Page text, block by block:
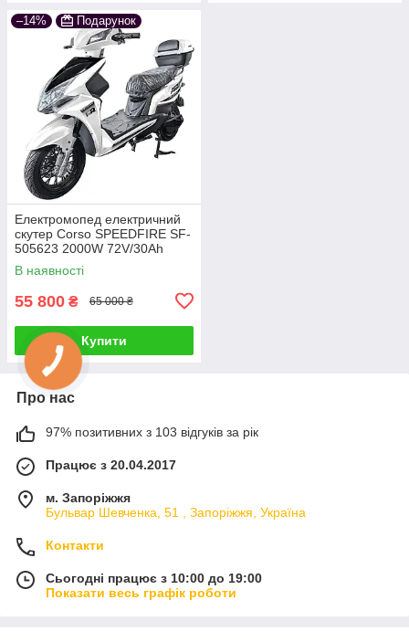
–14% Подарунок
Електромопед електричний
скутер Corso SPEEDFIRE SF-
505623 2000W 72V/30Ah
білий
В наявності
55 800 ₴ 65 000 ₴
Купити
Про нас
97% позитивних з 103 відгуків за рік
Працює з 20.04.2017
м. Запоріжжя
Бульвар Шевченка, 51 , Запоріжжя, Україна
Контакти
Сьогодні працює з 10:00 до 19:00
Показати весь графік роботи